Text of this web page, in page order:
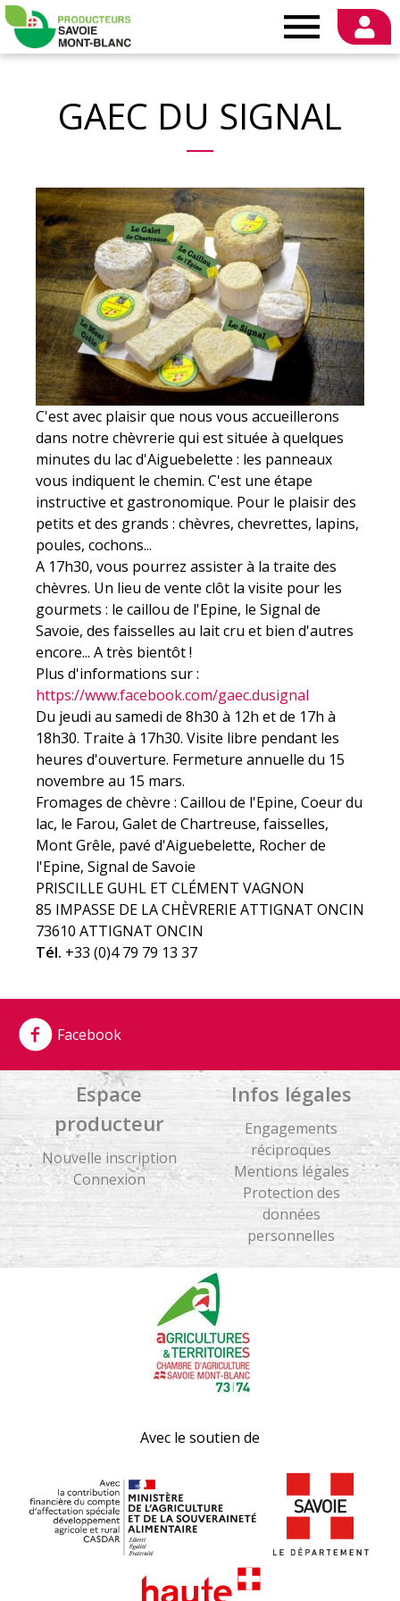
Mont-
Blanc
GAEC DU SIGNAL
C'est avec plaisir que nous vous accueillerons
dans notre chèvrerie qui est située à quelques
minutes du lac d'Aiguebelette : les panneaux
vous indiquent le chemin. C'est une étape
instructive et gastronomique. Pour le plaisir des
petits et des grands : chèvres, chevrettes, lapins,
poules, cochons...
A 17h30, vous pourrez assister à la traite des
chèvres. Un lieu de vente clôt la visite pour les
gourmets : le caillou de l'Epine, le Signal de
Savoie, des faisselles au lait cru et bien d'autres
encore... A très bientôt !
Plus d'informations sur :
https://www.facebook.com/gaec.dusignal
Du jeudi au samedi de 8h30 à 12h et de 17h à
18h30. Traite à 17h30. Visite libre pendant les
heures d'ouverture. Fermeture annuelle du 15
novembre au 15 mars.
Fromages de chèvre : Caillou de l'Epine, Coeur du
lac, le Farou, Galet de Chartreuse, faisselles,
Mont Grêle, pavé d'Aiguebelette, Rocher de
l'Epine, Signal de Savoie
PRISCILLE GUHL ET CLÉMENT VAGNON
85 IMPASSE DE LA CHÈVRERIE ATTIGNAT ONCIN
73610 ATTIGNAT ONCIN
Tél. +33 (0)4 79 79 13 37
Facebook
Infos légales
Engagements
réciproques
Mentions légales
Protection des
données
personnelles
Espace
producteur
Nouvelle inscription
Connexion
Avec le soutien de